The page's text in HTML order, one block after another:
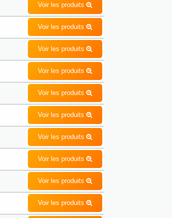
Voir les produits
Voir les produits
Voir les produits
Voir les produits
Voir les produits
Voir les produits
Voir les produits
Voir les produits
Voir les produits
Voir les produits